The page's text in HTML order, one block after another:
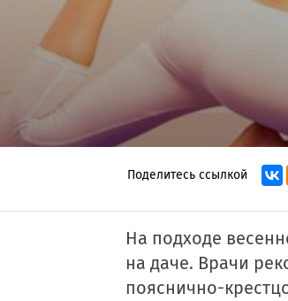
Поделитесь ссылкой
На подходе
на даче. Врачи
пояснично-